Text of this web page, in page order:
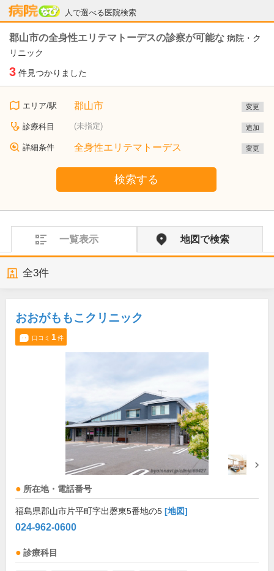
人で選べる医院検索
病院なび
郡山市の全身性エリテマトーデスの診察が可能な 病院・ク
リニック
3 件見つかりました
エリア/駅 郡山市 変更
診療科目 (未指定) 追加
詳細条件 全身性エリテマトーデス 変更
検索する
一覧表示 地図で検索
全3件
おおがももこクリニック
口コミ 1件
所在地・電話番号
福島県郡山市片平町字出磬東5番地の5 [地図]
024-962-0600
診療科目